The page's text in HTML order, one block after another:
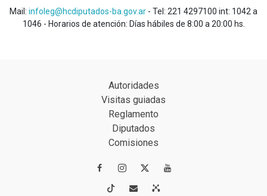
Mail: infoleg@hcdiputados-ba.gov.ar - Tel: 221 4297100 int: 1042 a
1046 - Horarios de atención: Días hábiles de 8:00 a 20:00 hs.
Autoridades
Visitas guiadas
Reglamento
Diputados
Comisiones
 
 